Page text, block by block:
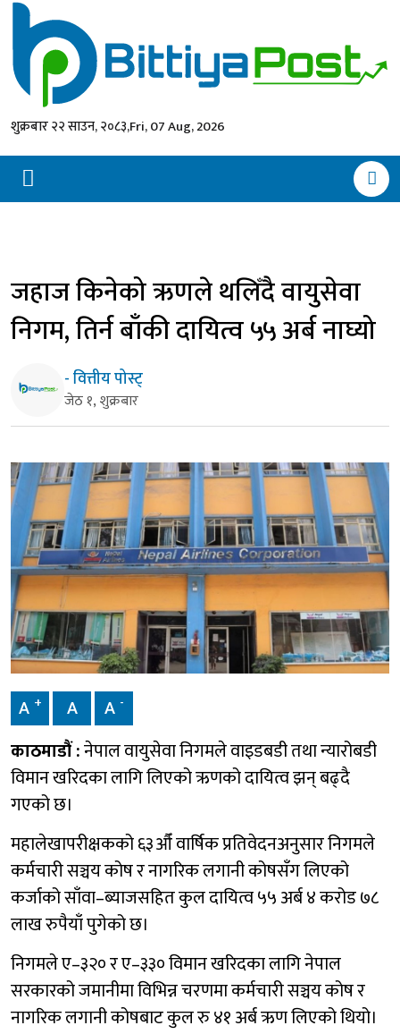
शुक्रबार २२ साउन, २०८३,Fri, 07 Aug, 2026
जहाज किनेको ऋणले थलिँदै वायुसेवा
निगम, तिर्न बाँकी दायित्व ५५ अर्ब नाघ्यो
- वित्तीय पोस्ट्
जेठ १, शुक्रबार
A + A A -
काठमाडौं :नेपाल वायुसेवा निगमले वाइडबडी तथा न्यारोबडी
विमान खरिदका लागि लिएको ऋणको दायित्व झन् बढ्दै
गएको छ।
महालेखापरीक्षकको ६३औँ वार्षिक प्रतिवेदनअनुसार निगमले
कर्मचारी सञ्चय कोष र नागरिक लगानी कोषसँग लिएको
कर्जाको साँवा–ब्याजसहित कुल दायित्व ५५ अर्ब ४ करोड ७८
लाख रुपैयाँ पुगेको छ।
निगमले ए–३२० र ए–३३० विमान खरिदका लागि नेपाल
सरकारको जमानीमा विभिन्न चरणमा कर्मचारी सञ्चय कोष र
नागरिक लगानी कोषबाट कुल रु ४१ अर्ब ऋण लिएको थियो।